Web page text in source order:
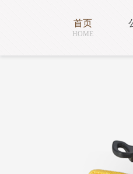
首页
HOME